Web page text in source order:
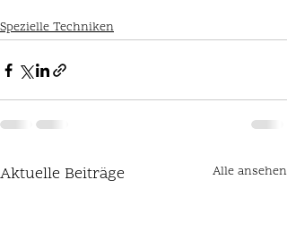
Spezielle Techniken
Aktuelle Beiträge Alle ansehen